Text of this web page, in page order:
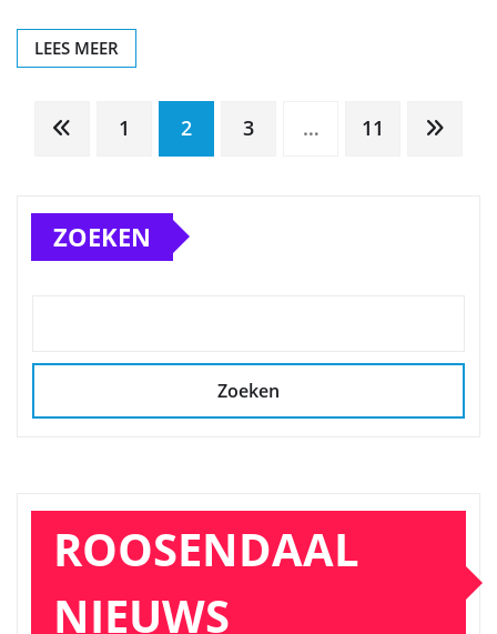
LEES MEER
Berichten
paginering
1 2 3 … 11
ZOEKEN
Zoeken
ROOSENDAAL
NIEUWS